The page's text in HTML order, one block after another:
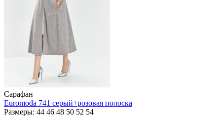
Сарафан
Euromoda 741 серый+розовая полоска
Размеры: 44 46 48 50 52 54